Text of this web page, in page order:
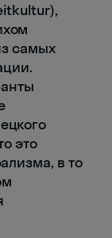
самых
это
в то